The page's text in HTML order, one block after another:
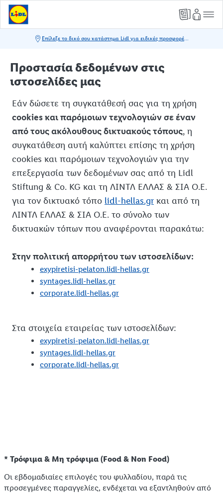
Προστασία δεδομένων στις
ιστοσελίδες μας
Εάν δώσετε τη συγκατάθεσή σας για τη χρήση
cookies και παρόμοιων τεχνολογιών σε έναν
από τους ακόλουθους δικτυακούς τόπους, η
συγκατάθεση αυτή καλύπτει επίσης τη χρήση
cookies και παρόμοιων τεχνολογιών για την
επεξεργασία των δεδομένων σας από τη Lidl
Stiftung & Co. KG και τη ΛΙΝΤΛ ΕΛΛΑΣ & ΣΙΑ Ο.Ε.
για τον δικτυακό τόπο lidl-hellas.gr και από τη
ΛΙΝΤΛ ΕΛΛΑΣ & ΣΙΑ Ο.Ε. το σύνολο των
δικτυακών τόπων που αναφέρονται παρακάτω:
Στην πολιτική απορρήτου των ιστοσελίδων:
exypiretisi-pelaton.lidl-hellas.gr
syntages.lidl-hellas.gr
corporate.lidl-hellas.gr
Στα στοιχεία εταιρείας των ιστοσελίδων:
exypiretisi-pelaton.lidl-hellas.gr
syntages.lidl-hellas.gr
corporate.lidl-hellas.gr
* Τρόφιμα & Μη τρόφιμα (Food & Non Food)
Οι εβδομαδιαίες επιλογές του φυλλαδίου, παρά τις
προσεγμένες παραγγελίες, ενδέχεται να εξαντληθούν από